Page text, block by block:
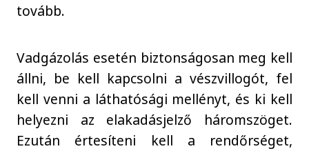
tovább.
Vadgázolás esetén biztonságosan meg kell
állni, be kell kapcsolni a vészvillogót, fel
kell venni a láthatósági mellényt, és ki kell
helyezni az elakadásjelző háromszöget.
Ezután értesíteni kell a rendőrséget,